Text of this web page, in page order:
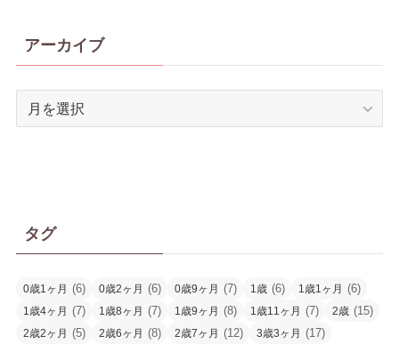
アーカイブ
タグ
0歳1ヶ月 (6) 0歳2ヶ月 (6) 0歳9ヶ月 (7) 1歳 (6) 1歳1ヶ月 (6)
1歳4ヶ月 (7) 1歳8ヶ月 (7) 1歳9ヶ月 (8) 1歳11ヶ月 (7) 2歳 (15)
2歳2ヶ月 (5) 2歳6ヶ月 (8) 2歳7ヶ月 (12) 3歳3ヶ月 (17)